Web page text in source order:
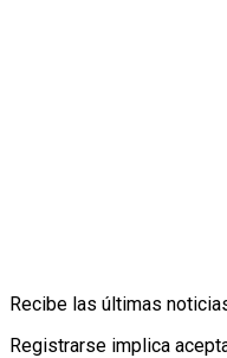
Recibe las últimas
Registrarse implica